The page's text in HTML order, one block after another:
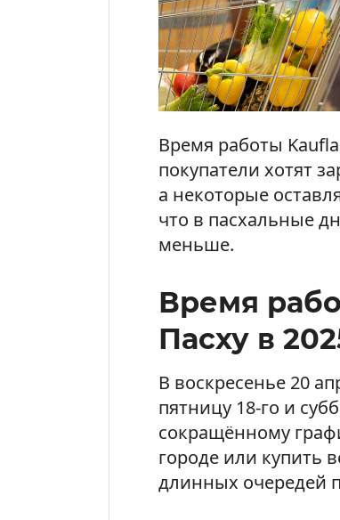
Время работы
покупатели хотят
а некоторые
что в пасхальные
меньше.
Время
Пасху в
В воскресенье 20
пятницу 18-го и
сокращённому
городе или купить
длинных очередей